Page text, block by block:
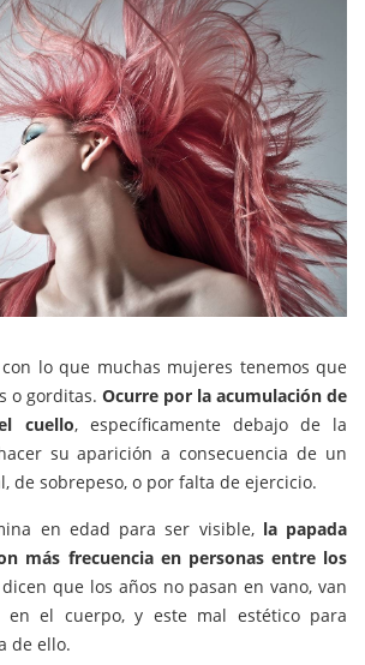
lo que muchas mujeres tenemos que
o gorditas. Ocurre por la acumulación de
cuello, específicamente debajo de la
su aparición a consecuencia de un
de sobrepeso, o por falta de ejercicio.
en edad para ser visible, la papada
más frecuencia en personas entre los
que los años no pasan en vano, van
en el cuerpo, y este mal estético para
de ello.